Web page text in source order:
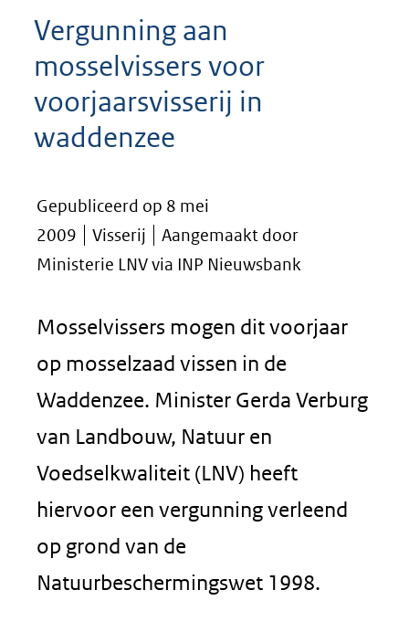
Vergunning aan
mosselvissers voor
voorjaarsvisserij in
waddenzee
Gepubliceerd op 8 mei
2009
Visserij
Aangemaakt door
Ministerie LNV via INP Nieuwsbank
Mosselvissers mogen dit voorjaar
op mosselzaad vissen in de
Waddenzee. Minister Gerda Verburg
van Landbouw, Natuur en
Voedselkwaliteit (LNV) heeft
hiervoor een vergunning verleend
op grond van de
Natuurbeschermingswet 1998.